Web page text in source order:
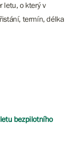
letu, o který v
termín, délka
bezpilotního